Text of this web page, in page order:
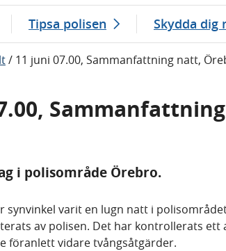
Tipsa polisen Skydda
/ 11 juni 07.00, Sammanfattning natt,
i polisområde Örebro.
synvinkel varit en lugn natt i
av polisen. Det har kontrollerats ett
föranlett vidare tvångsåtgärder.